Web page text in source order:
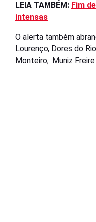
LEIA TAMBÉM: Fim
intensas
O alerta também
Lourenço, Dores do
Monteiro, Muniz